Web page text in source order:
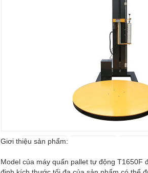
Giơi thiệu sản phẩm:
Model của máy quấn pallet tự động